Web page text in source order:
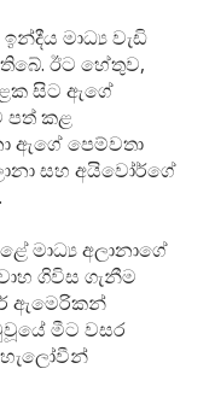
මාධ්‍ය වැඩි
ඊට හේතුව,
සිට ඇගේ
පත් කළ
ඇගේ පෙම්වතා
සහ අයිවෝර්ගේ
මාධ්‍ය අලානාගේ
ගිවිස ගැනීම
ඇමෙරිකන්
මීට වසර
හැලෝවීන්